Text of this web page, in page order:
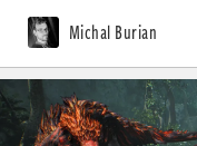
Michal Burian